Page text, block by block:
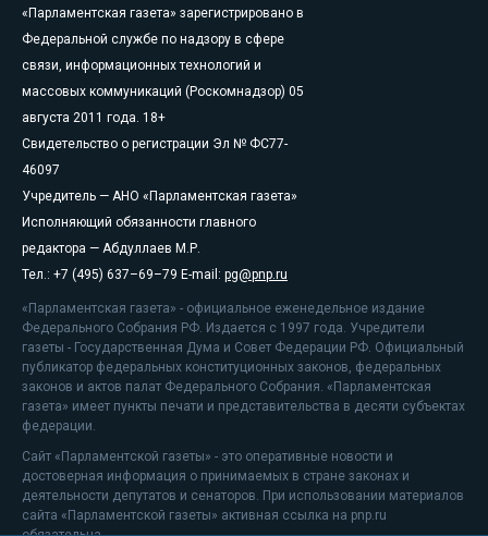
«Парламентская газета» зарегистрировано в
Федеральной службе по надзору в сфере
связи, информационных технологий и
массовых коммуникаций (Роскомнадзор) 05
августа 2011 года. 18+
Свидетельство о регистрации Эл № ФС77-
46097
Учредитель — АНО «Парламентская газета»
Исполняющий обязанности главного
редактора — Абдуллаев М.Р.
Тел.: +7 (495) 637–69–79 E-mail: pg@pnp.ru
«Парламентская газета» - официальное еженедельное издание
Федерального Собрания РФ. Издается с 1997 года. Учредители
газеты - Государственная Дума и Совет Федерации РФ. Официальный
публикатор федеральных конституционных законов, федеральных
законов и актов палат Федерального Собрания. «Парламентская
газета» имеет пункты печати и представительства в десяти субъектах
федерации.
Сайт «Парламентской газеты» - это оперативные новости и
достоверная информация о принимаемых в стране законах и
деятельности депутатов и сенаторов. При использовании материалов
сайта «Парламентской газеты» активная ссылка на pnp.ru